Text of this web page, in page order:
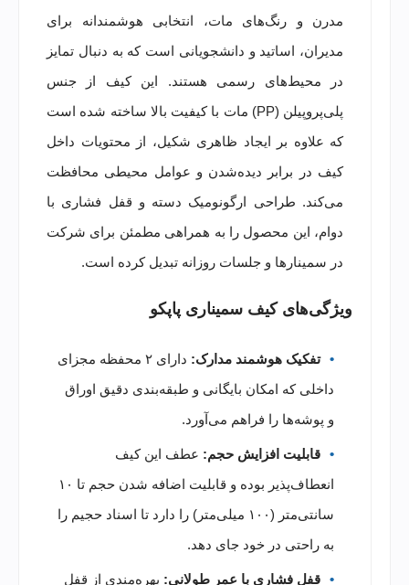
مدرن و رنگ‌های مات، انتخابی هوشمندانه برای
مدیران، اساتید و دانشجویانی است که به دنبال تمایز
در محیط‌های رسمی هستند. این کیف از جنس
پلی‌پروپیلن (PP) مات با کیفیت بالا ساخته شده است
که علاوه بر ایجاد ظاهری شکیل، از محتویات داخل
کیف در برابر دیده‌شدن و عوامل محیطی محافظت
می‌کند. طراحی ارگونومیک دسته و قفل فشاری با
دوام، این محصول را به همراهی مطمئن برای شرکت
در سمینارها و جلسات روزانه تبدیل کرده است.
ویژگی‌های کیف سمیناری پاپکو
تفکیک هوشمند مدارک:
دارای ۲ محفظه مجزای
داخلی که امکان بایگانی و طبقه‌بندی دقیق اوراق
و پوشه‌ها را فراهم می‌آورد.
قابلیت افزایش حجم: عطف این کیف
انعطاف‌پذیر بوده و قابلیت اضافه شدن حجم تا ۱۰
سانتی‌متر (۱۰۰ میلی‌متر) را دارد تا اسناد حجیم را
به راحتی در خود جای دهد.
قفل فشاری با عمر طولانی: بهره‌مندی از قفل